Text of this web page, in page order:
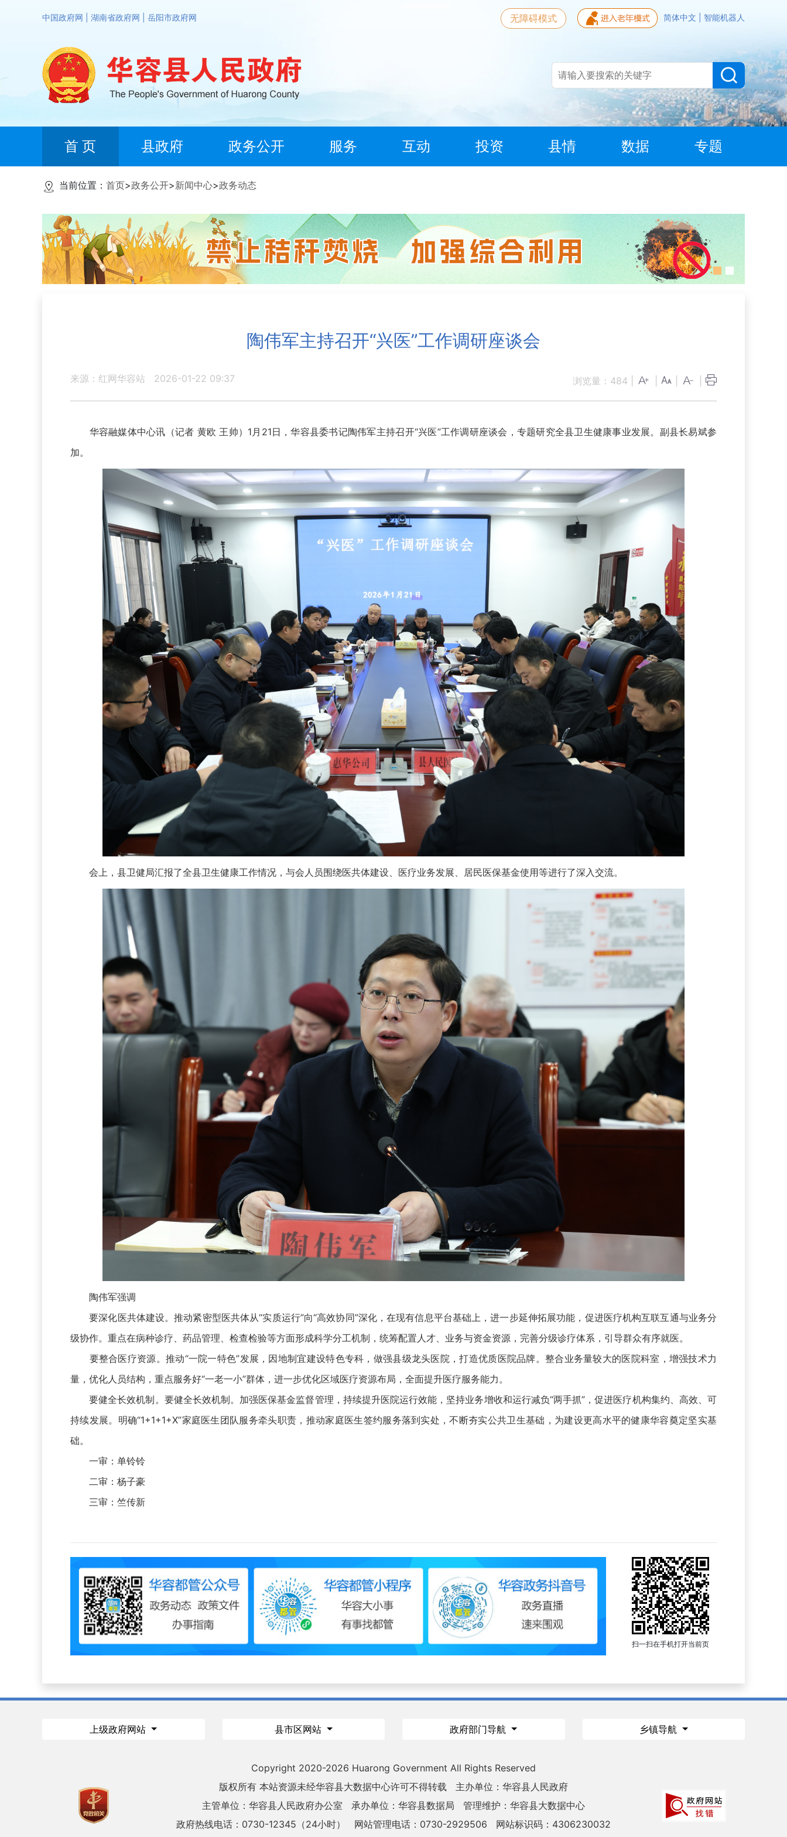
中国政府网 湖南省政府网 岳阳市政府网 简体中文 智能机器人
无障碍模式
首 页 县政府 政务公开 服务 互动 投资 县情 数据 专题
当前位置： 首页>政务公开>新闻中心>政务动态
陶伟军主持召开“兴医”工作调研座谈会
来源：红网华容站 2026-01-22 09:37 浏览量： 484
华容融媒体中心讯（记者 黄欧 王帅）1月21日，华容县委书记陶伟军主持召开“兴医”工作调研座谈会，专题研究全县卫生健康事业发展。副县长易斌参
加。
会上，县卫健局汇报了全县卫生健康工作情况，与会人员围绕医共体建设、医疗业务发展、居民医保基金使用等进行了深入交流。
陶伟军强调
要深化医共体建设。推动紧密型医共体从“实质运行”向“高效协同”深化，在现有信息平台基础上，进一步延伸拓展功能，促进医疗机构互联互通与业务分
级协作。重点在病种诊疗、药品管理、检查检验等方面形成科学分工机制，统筹配置人才、业务与资金资源，完善分级诊疗体系，引导群众有序就医。
要整合医疗资源。推动“一院一特色”发展，因地制宜建设特色专科，做强县级龙头医院，打造优质医院品牌。整合业务量较大的医院科室，增强技术力
量，优化人员结构，重点服务好“一老一小”群体，进一步优化区域医疗资源布局，全面提升医疗服务能力。
要健全长效机制。要健全长效机制。加强医保基金监督管理，持续提升医院运行效能，坚持业务增收和运行减负“两手抓”，促进医疗机构集约、高效、可
持续发展。明确“1+1+1+X”家庭医生团队服务牵头职责，推动家庭医生签约服务落到实处，不断夯实公共卫生基础，为建设更高水平的健康华容奠定坚实基
础。
一审：单铃铃
二审：杨子豪
三审：竺传新
扫一扫在手机打开当前页
上级政府网站 县市区网站 政府部门导航 乡镇导航
Copyright 2020-2026 Huarong Government All Rights Reserved
版权所有 本站资源未经华容县大数据中心许可不得转载
主办单位：华容县人民政府
主管单位：华容县人民政府办公室
承办单位：华容县数据局
管理维护：华容县大数据中心
政府热线电话：0730-12345（24小时）
网站管理电话：0730-2929506 网站标识码：4306230032